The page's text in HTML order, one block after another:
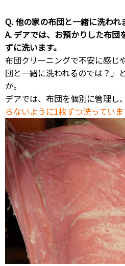
Q. 他の家の布団と一緒に洗われ
A. デアでは、お預かりした布団
ずに洗います。
布団クリーニングで不安に感じ
団と一緒に洗われるのでは？」
か。
デアでは、布団を個別に管理し、
らないように1枚ずつ洗っていま